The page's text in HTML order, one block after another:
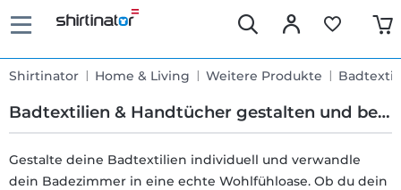
Shirtinator Home & Living Weitere Produkte
Badtextilien & Handtücher gestalten und bedrucken
Schnelle
Gestalte deine Badtextilien individuell und verwandle
dein Badezimmer in eine echte Wohlfühloase. Ob du dein